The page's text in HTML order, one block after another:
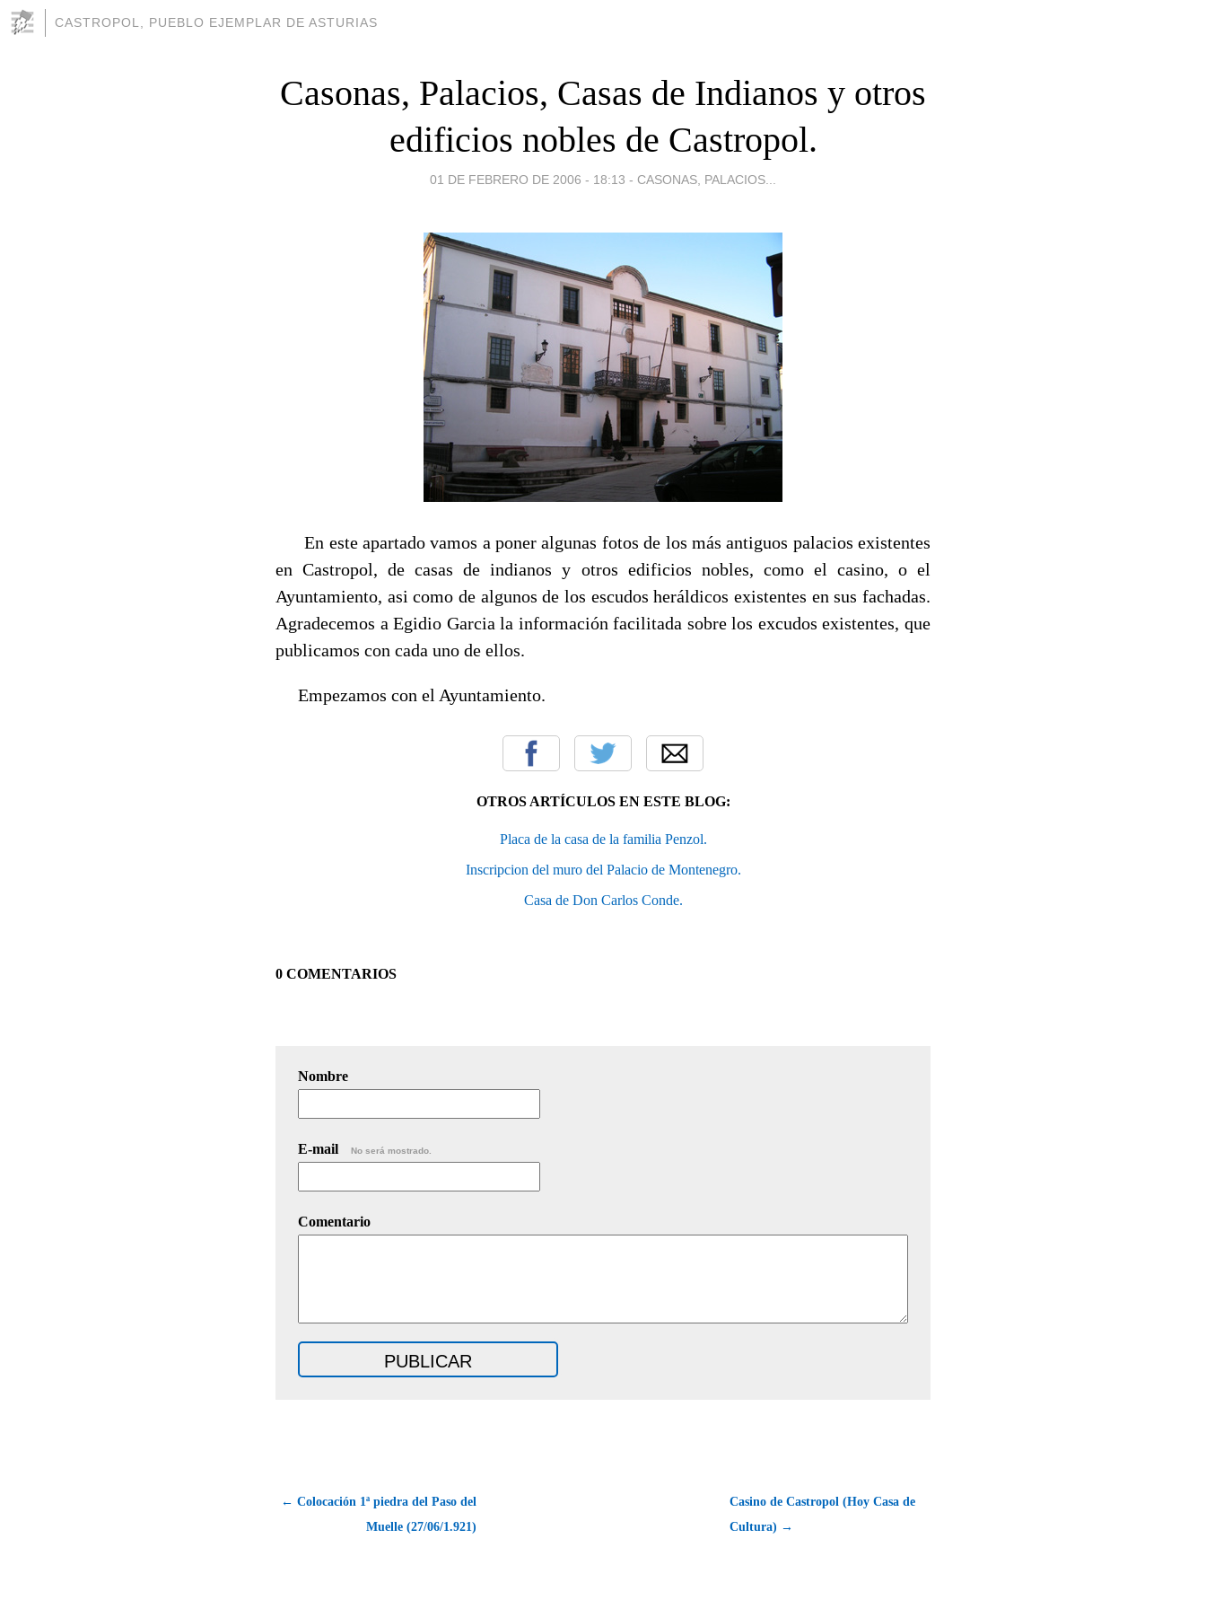
CASTROPOL, PUEBLO EJEMPLAR DE ASTURIAS
Casonas, Palacios, Casas de Indianos y otros
edificios nobles de Castropol.
01 DE FEBRERO DE 2006 - 18:13 - CASONAS, PALACIOS...
En este apartado vamos a poner algunas fotos de los más antiguos palacios existentes
en Castropol, de casas de indianos y otros edificios nobles, como el casino, o el
Ayuntamiento, asi como de algunos de los escudos heráldicos existentes en sus fachadas.
Agradecemos a Egidio Garcia la información facilitada sobre los excudos existentes, que
publicamos con cada uno de ellos.
Empezamos con el Ayuntamiento.
OTROS ARTÍCULOS EN ESTE BLOG:
Placa de la casa de la familia Penzol.
Inscripcion del muro del Palacio de Montenegro.
Casa de Don Carlos Conde.
0 COMENTARIOS
Nombre
E-mail No será mostrado.
Comentario
← Colocación 1ª piedra del Paso del
Muelle (27/06/1.921)
Casino de Castropol (Hoy Casa de
Cultura) →